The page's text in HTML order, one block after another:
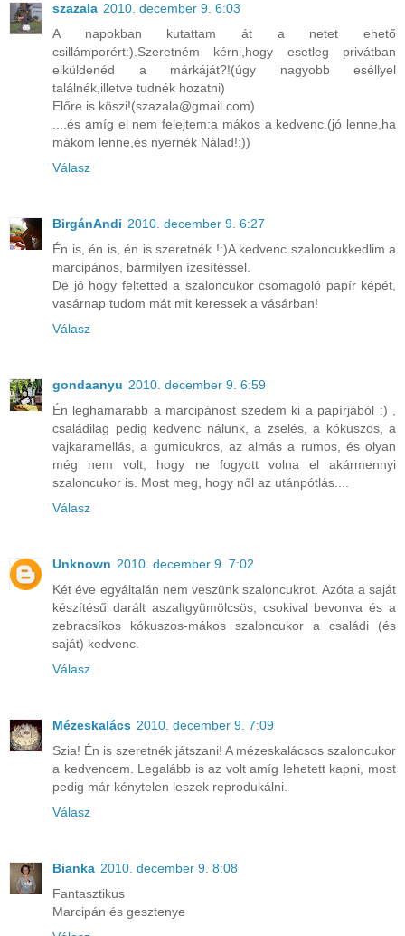
szazala 2010. december 9. 6:03
A napokban kutattam át a netet ehető
csillámporért:).Szeretném kérni,hogy esetleg privátban
elküldenéd a márkáját?!(úgy nagyobb eséllyel
találnék,illetve tudnék hozatni)
Előre is köszi!(szazala@gmail.com)
....és amíg el nem felejtem:a mákos a kedvenc.(jó lenne,ha
mákom lenne,és nyernék Nálad!:))
Válasz
BirgánAndi 2010. december 9. 6:27
Én is, én is, én is szeretnék !:)A kedvenc szaloncukkedlim a
marcipános, bármilyen ízesítéssel.
De jó hogy feltetted a szaloncukor csomagoló papír képét,
vasárnap tudom mát mit keressek a vásárban!
Válasz
gondaanyu 2010. december 9. 6:59
Én leghamarabb a marcipánost szedem ki a papírjából :) ,
családilag pedig kedvenc nálunk, a zselés, a kókuszos, a
vajkaramellás, a gumicukros, az almás a rumos, és olyan
még nem volt, hogy ne fogyott volna el akármennyi
szaloncukor is. Most meg, hogy nől az utánpótlás....
Válasz
Unknown 2010. december 9. 7:02
Két éve egyáltalán nem veszünk szaloncukrot. Azóta a saját
készítésű darált aszaltgyümölcsös, csokival bevonva és a
zebracsíkos kókuszos-mákos szaloncukor a családi (és
saját) kedvenc.
Válasz
Mézeskalács 2010. december 9. 7:09
Szia! Én is szeretnék játszani! A mézeskalácsos szaloncukor
a kedvencem. Legalább is az volt amíg lehetett kapni, most
pedig már kénytelen leszek reprodukálni.
Válasz
Bianka 2010. december 9. 8:08
Fantasztikus
Marcipán és gesztenye